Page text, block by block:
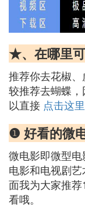
★、在哪里
推荐你去花椒
较推荐去蝴蝶
以直接 点击这
❶ 好看的微
微电影即微型
电影和电视剧
面我为大家推
看哦。